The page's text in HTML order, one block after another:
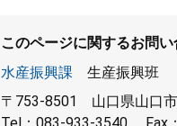
このページに関するお問
水産振興課
生産振興班
〒753-8501
山口県山口